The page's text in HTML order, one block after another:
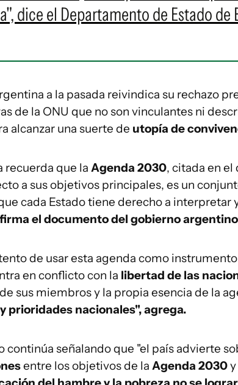
dice el Departamento de Estado de
a la pasada reivindica su rechazo
de la ONU que no son vinculantes ni
alcanzar una suerte de utopía de
recuerda que la Agenda 2030, citada en
a sus objetivos principales, es un
cada Estado tiene derecho a interpretar
el documento del gobierno argentino
de usar esta agenda como
en conflicto con la libertad de las
de sus miembros y la propia esencia de la
prioridades nacionales", agrega.
continúa señalando que "el país advierte
entre los objetivos de la Agenda 2030